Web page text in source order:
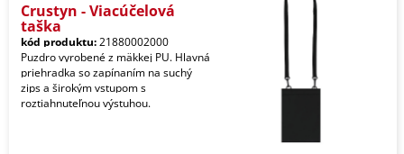
Crustyn - Viacúčelová
taška
kód produktu:21880002000
Puzdro vyrobené z mäkkej PU. Hlavná
priehradka so zapínaním na suchý
zips a širokým vstupom s
roztiahnuteľnou výstuhou.